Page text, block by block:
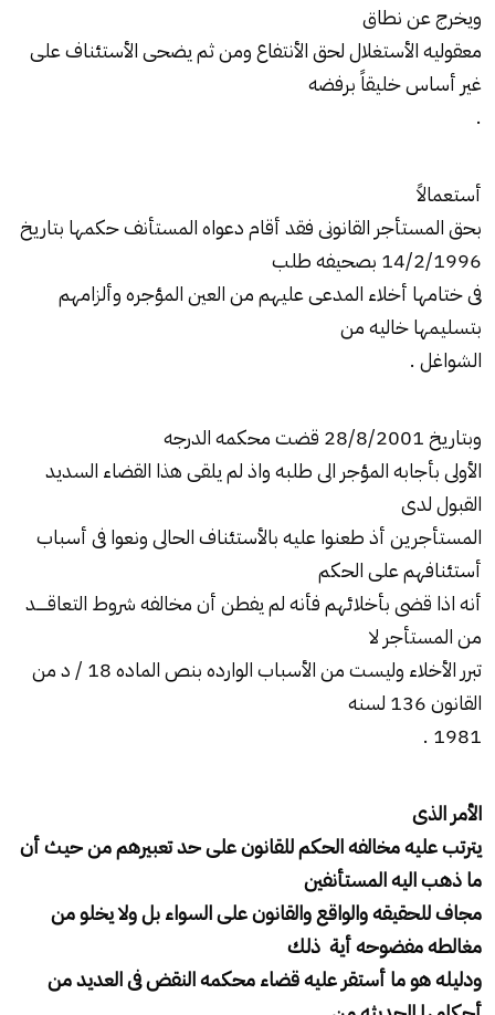
ويخرج عن نطاق
معقوليه الأستغلال لحق الأنتفاع ومن ثم يضحى الأستئناف على
غير أساس خليقاً برفضه
.
أستعمالاً
بحق المستأجر القانونى فقد أقام دعواه المستأنف حكمها بتاريخ
14/2/1996 بصحيفه طلب
فى ختامها أخلاء المدعى عليهم من العين المؤجره وألزامهم
بتسليمها خاليه من
الشواغل .
وبتاريخ 28/8/2001 قضت محكمه الدرجه
الأولى بأجابه المؤجر الى طلبه واذ لم يلقى هذا القضاء السديد
القبول لدى
المستأجرين أذ طعنوا عليه بالأستئناف الحالى ونعوا فى أسباب
أستئنافهم على الحكم
أنه اذا قضى بأخلائهم فأنه لم يفطن أن مخالفه شروط التعاقـــــد
من المستأجر لا
تبرر الأخلاء وليست من الأسباب الوارده بنص الماده 18 / د من
القانون 136 لسنه
1981 .
الأمر الذى
يترتب عليه مخالفه الحكم للقانون على حد تعبيرهم من حيث أن
ما ذهب اليه المستأنفين
مجاف للحقيقه والواقع والقانون على السواء بل ولا يخلو من
مغالطه مفضوحه أية ذلك
ودليله هو ما أستقر عليه قضاء محكمه النقض فى العديد من